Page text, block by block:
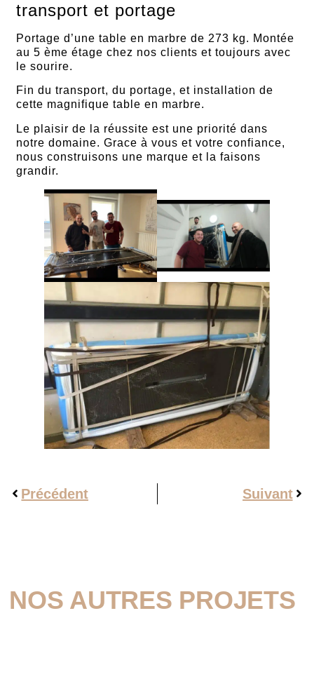
transport et portage
Portage d’une table en marbre de 273 kg. Montée
au 5 ème étage chez nos clients et toujours avec
le sourire.
Fin du transport, du portage, et installation de
cette magnifique table en marbre.
Le plaisir de la réussite est une priorité dans
notre domaine. Grace à vous et votre confiance,
nous construisons une marque et la faisons
grandir.
Précédent Suivant
NOS AUTRES PROJETS